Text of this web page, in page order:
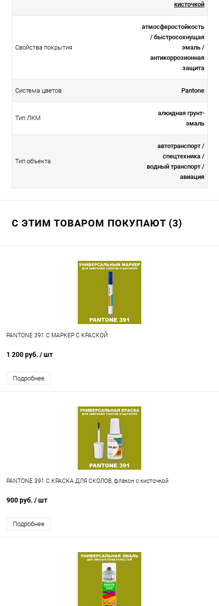
кисточкой
Свойства покрытия
атмосферостойкоcть
/ быстросохнущая
эмаль /
антикоррозионная
защита
Система цветов Pantone
Тип ЛКМ
алкидная грунт-
эмаль
Тип объекта
автотранспорт /
спецтехника /
водный транспорт /
авиация
С ЭТИМ ТОВАРОМ ПОКУПАЮТ (3)
PANTONE 391 C МАРКЕР С КРАСКОЙ
1 200 руб. / шт
Подробнее
PANTONE 391 C КРАСКА ДЛЯ СКОЛОВ, флакон с кисточкой
900 руб. / шт
Подробнее